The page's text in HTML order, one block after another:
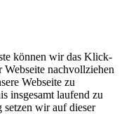
können wir das Klick-
nachvollziehen
Webseite zu
insgesamt laufend zu
wir auf dieser